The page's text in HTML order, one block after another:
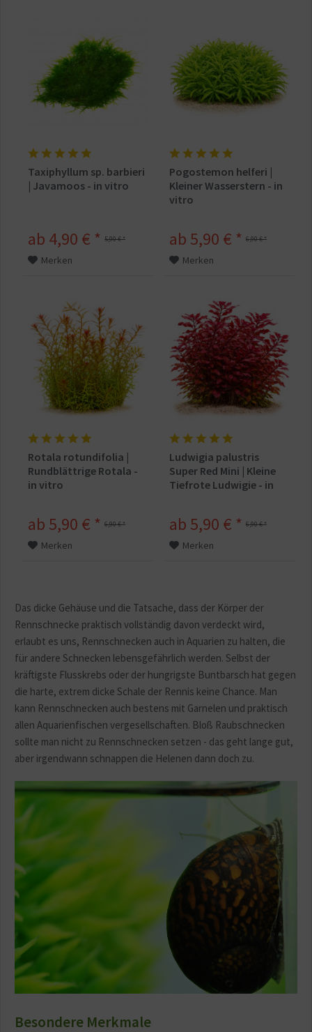
Taxiphyllum sp. barbieri
| Javamoos - in vitro
5,90 € *
ab 4,90 € *
Merken
Pogostemon helferi |
Kleiner Wasserstern - in
vitro
6,90 € *
ab 5,90 € *
Merken
Rotala rotundifolia |
Rundblättrige Rotala -
in vitro
6,90 € *
ab 5,90 € *
Merken
Ludwigia palustris
Super Red Mini | Kleine
Tiefrote Ludwigie - in
6,90 € *
ab 5,90 € *
Merken
Das dicke Gehäuse und die Tatsache, dass der Körper der
Rennschnecke praktisch vollständig davon verdeckt wird,
erlaubt es uns, Rennschnecken auch in Aquarien zu halten, die
für andere Schnecken lebensgefährlich werden. Selbst der
kräftigste Flusskrebs oder der hungrigste Buntbarsch hat gegen
die harte, extrem dicke Schale der Rennis keine Chance. Man
kann Rennschnecken auch bestens mit Garnelen und praktisch
allen Aquarienfischen vergesellschaften. Bloß Raubschnecken
sollte man nicht zu Rennschnecken setzen - das geht lange gut,
aber irgendwann schnappen die Helenen dann doch zu.
Besondere Merkmale